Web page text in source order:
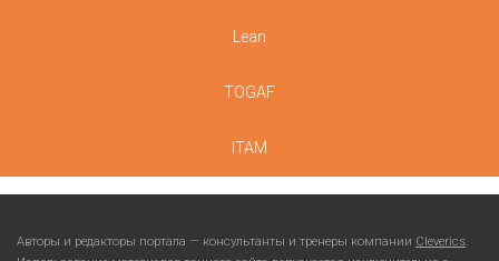
Lean
TOGAF
ITAM
Авторы и редакторы портала — консультанты и тренеры компании Cleverics.